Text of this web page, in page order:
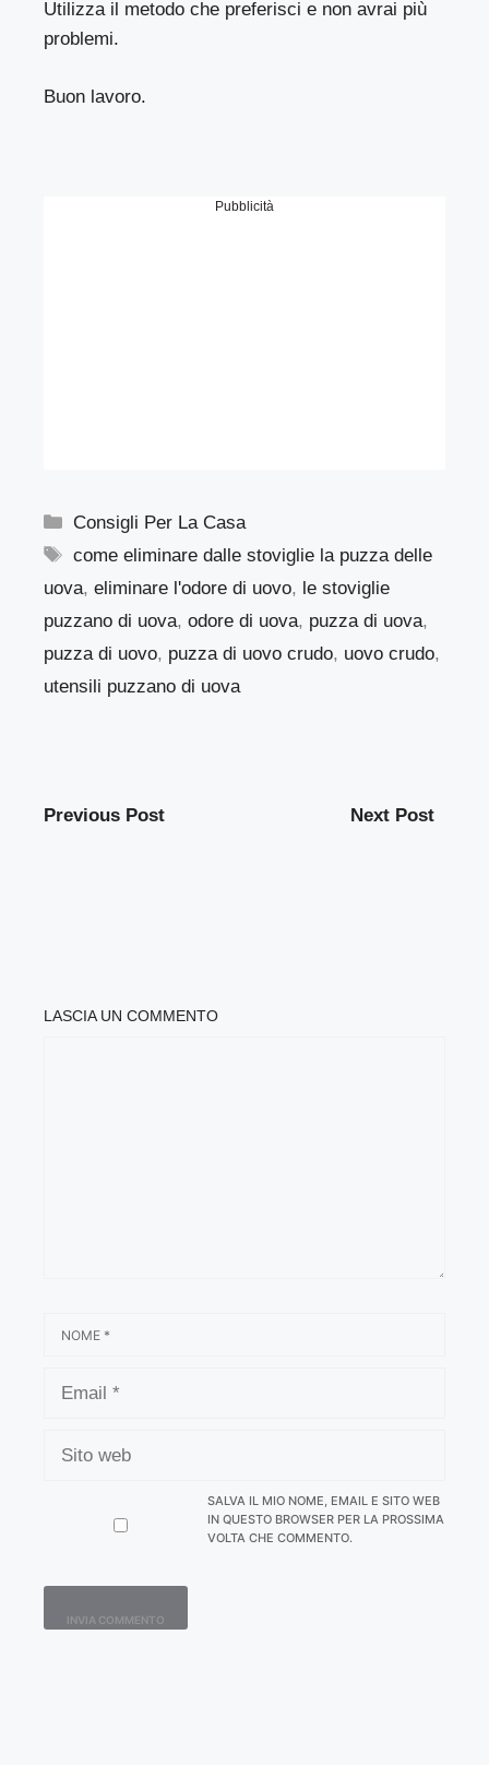
Utilizza il metodo che preferisci e non avrai più
problemi.
Buon lavoro.
Pubblicità
Categorie
Consigli Per La Casa
Tag
come eliminare dalle stoviglie la puzza delle
uova, eliminare l'odore di uovo, le stoviglie
puzzano di uova, odore di uova, puzza di uova,
puzza di uovo, puzza di uovo crudo, uovo crudo,
utensili puzzano di uova
Previous Post Next Post
LASCIA UN COMMENTO
WEB
SALVA IL MIO NOME, EMAIL E SITO WEB
IN QUESTO BROWSER PER LA PROSSIMA
VOLTA CHE COMMENTO.